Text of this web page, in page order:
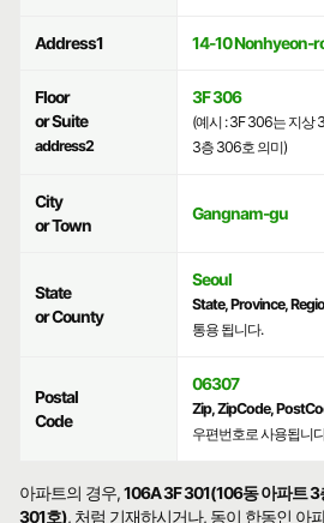
Address1 14-10 Nonhyeon-
Floor
or Suite
address2
3F 306
(예시 : 3F 306는 지상
3층 306호 의미)
City
or Town
Gangnam-gu
State
or County
Seoul
State, Province,
통용 됩니다.
Postal
Code
06307
Zip, ZipCode,
우편번호로 사용됩니
아파트의 경우,106A 3F 301(106동 아파트
301호), 처럼 기재하시거나, 동이 한동인 아